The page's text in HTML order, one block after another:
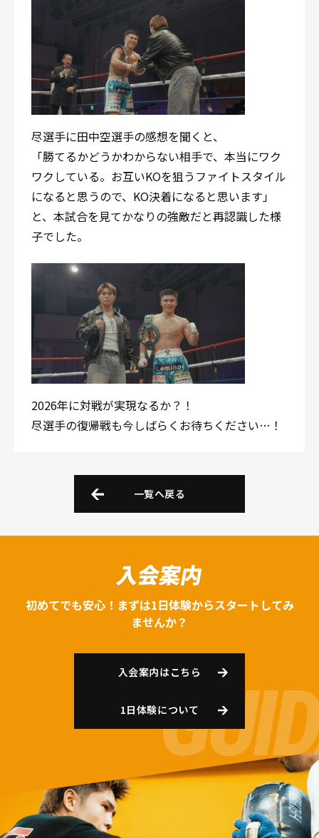
尽選手に田中空選手の感想を聞くと、
「勝てるかどうかわからない相手で、本当にワク
ワクしている。お互いKOを狙うファイトスタイル
になると思うので、KO決着になると思います」
と、本試合を見てかなりの強敵だと再認識した様
子でした。
2026年に対戦が実現なるか？！
尽選手の復帰戦も今しばらくお待ちください…！
一覧へ戻る
入会案内
初めてでも安心！まずは1日体験からスタートしてみ
ませんか？
入会案内はこちら
1日体験について